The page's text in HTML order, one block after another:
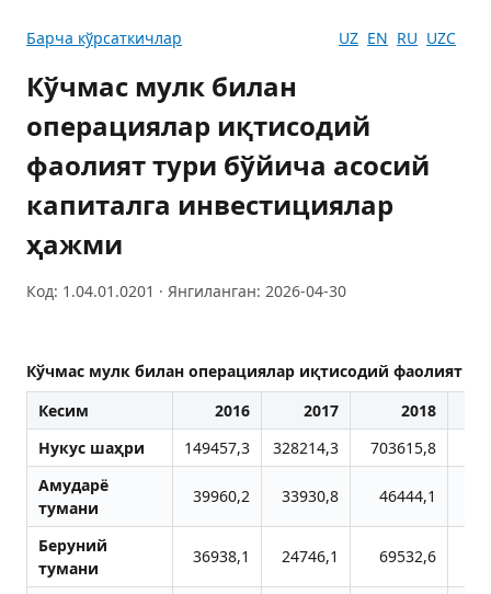
Барча кўрсаткичлар UZ EN RU UZC
Кўчмас мулк билан
операциялар иқтисодий
фаолият тури бўйича асосий
капиталга инвестициялар
ҳажми
Код: 1.04.01.0201 · Янгиланган: 2026-04-30
Кўчмас мулк билан операциялар иқтисодий фаолият
Кесим
2016 2017
2018
Нукус шаҳри
149457,3 328214,3 703615,8
Aмударё
тумани
39960,2 33930,8 46444,1
Беруний
тумани
36938,1 24746,1 69532,6